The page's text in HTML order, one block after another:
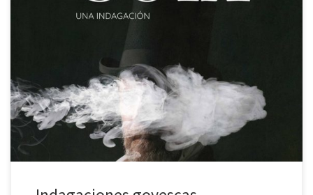
el 24 de este mes la exposición El sueño de la razón, una
perspectiva de arte contemporáneo inspirada en las obras de
Goya, sobre todo en sus célebres pinturas negras, comisariada por
Oliva Maria Rubio. Escrita y […]